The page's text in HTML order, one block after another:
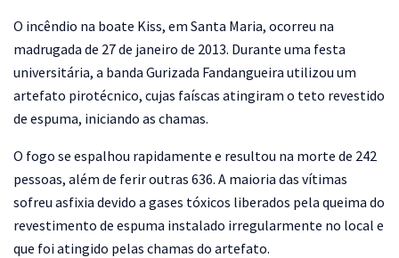
O incêndio na boate Kiss, em Santa Maria, ocorreu na
madrugada de 27 de janeiro de 2013. Durante uma festa
universitária, a banda Gurizada Fandangueira utilizou um
artefato pirotécnico, cujas faíscas atingiram o teto revestido
de espuma, iniciando as chamas.
O fogo se espalhou rapidamente e resultou na morte de 242
pessoas, além de ferir outras 636. A maioria das vítimas
sofreu asfixia devido a gases tóxicos liberados pela queima do
revestimento de espuma instalado irregularmente no local e
que foi atingido pelas chamas do artefato.